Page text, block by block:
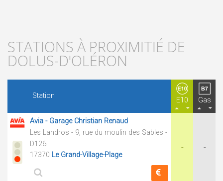
STATIONS À PROXIMITIÉ DE
DOLUS-D'OLÉRON
Station
E10 Gas
Avia - Garage Christian Renaud
Les Landros - 9, rue du moulin des Sables -
D126
17370 Le Grand-Village-Plage
- -